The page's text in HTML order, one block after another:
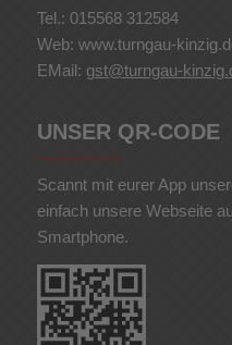
Tel.: 015568 312584
Web: www.turngau-
EMail: gst@turngau-
UNSER QR-CODE
Scannt mit eurer App
einfach unsere Webseite
Smartphone.